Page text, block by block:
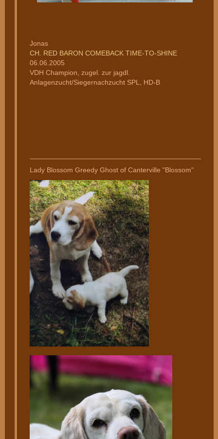
Jonas
CH. RED BARON COMEBACK TIME-TO-SHINE
06.06.2005
VDH Champion, zugel. zur jagdl.
Anlagenzucht/Siegernachzucht SPL, HD-B
Lady Blossom Greedy Ghost of Canterville "Blossom"